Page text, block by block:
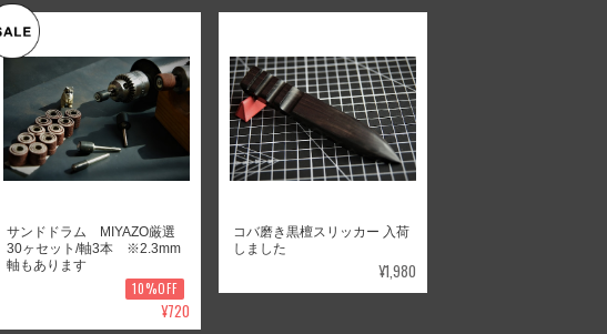
サンドドラム MIYAZO厳選
30ヶセット/軸3本 ※2.3mm
軸もあります
10%OFF
¥720
コバ磨き黒檀スリッカー 入荷
しました
¥1,980